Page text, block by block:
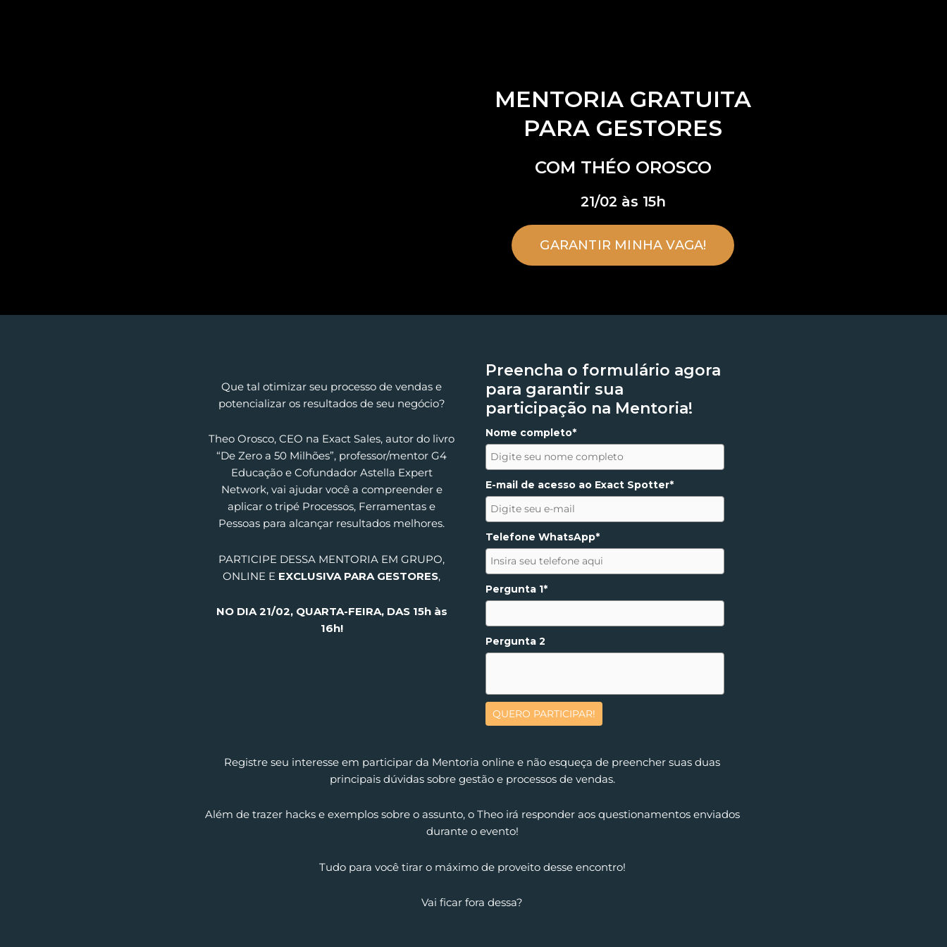
MENTORIA GRATUITA
PARA GESTORES
COM THÉO OROSCO
21/02 às 15h
GARANTIR MINHA VAGA!
Que tal otimizar seu processo de vendas e
potencializar os resultados de seu negócio?
Theo Orosco, CEO na Exact Sales, autor do livro
“De Zero a 50 Milhões”, professor/mentor G4
Educação e Cofundador Astella Expert
Network, vai ajudar você a compreender e
aplicar o tripé Processos, Ferramentas e
Pessoas para alcançar resultados melhores.
PARTICIPE DESSA MENTORIA EM GRUPO,
ONLINE E EXCLUSIVA PARA GESTORES,
NO DIA 21/02, QUARTA-FEIRA, DAS 15h às
16h!
Preencha o formulário agora
para garantir sua
participação na Mentoria!
Nome completo*
E-mail de acesso ao Exact Spotter*
Telefone WhatsApp*
Pergunta 1*
Pergunta 2
QUERO PARTICIPAR!
Registre seu interesse em participar da Mentoria online e não esqueça de preencher suas duas
principais dúvidas sobre gestão e processos de vendas.
Além de trazer hacks e exemplos sobre o assunto, o Theo irá responder aos questionamentos enviados
durante o evento!
Tudo para você tirar o máximo de proveito desse encontro!
Vai ficar fora dessa?